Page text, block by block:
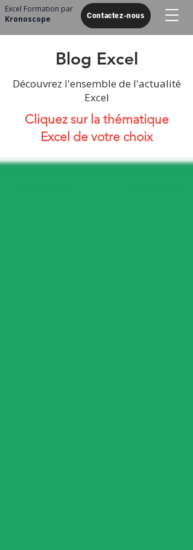
Excel Formation par
Kronoscope
Contactez-nous
Blog Excel
Découvrez l'ensemble de l'actualité
Excel
Cliquez sur la thématique
Excel de votre choix